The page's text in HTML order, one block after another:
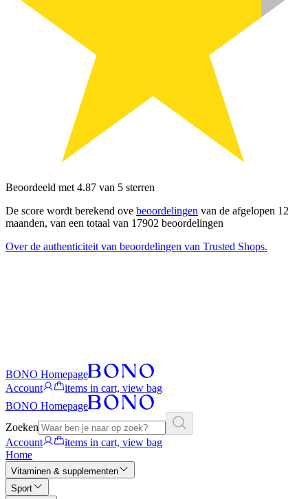
Beoordeeld met 4.87 van 5 sterren
De score wordt berekend ove beoordelingen van de afgelopen 12
maanden, van een totaal van 17902 beoordelingen
Over de authenticiteit van beoordelingen van Trusted Shops.
BONO Homepage
Account
items in cart, view bag
BONO Homepage
Zoeken
Account
items in cart, view bag
Home
Vitaminen & supplementen
Sport